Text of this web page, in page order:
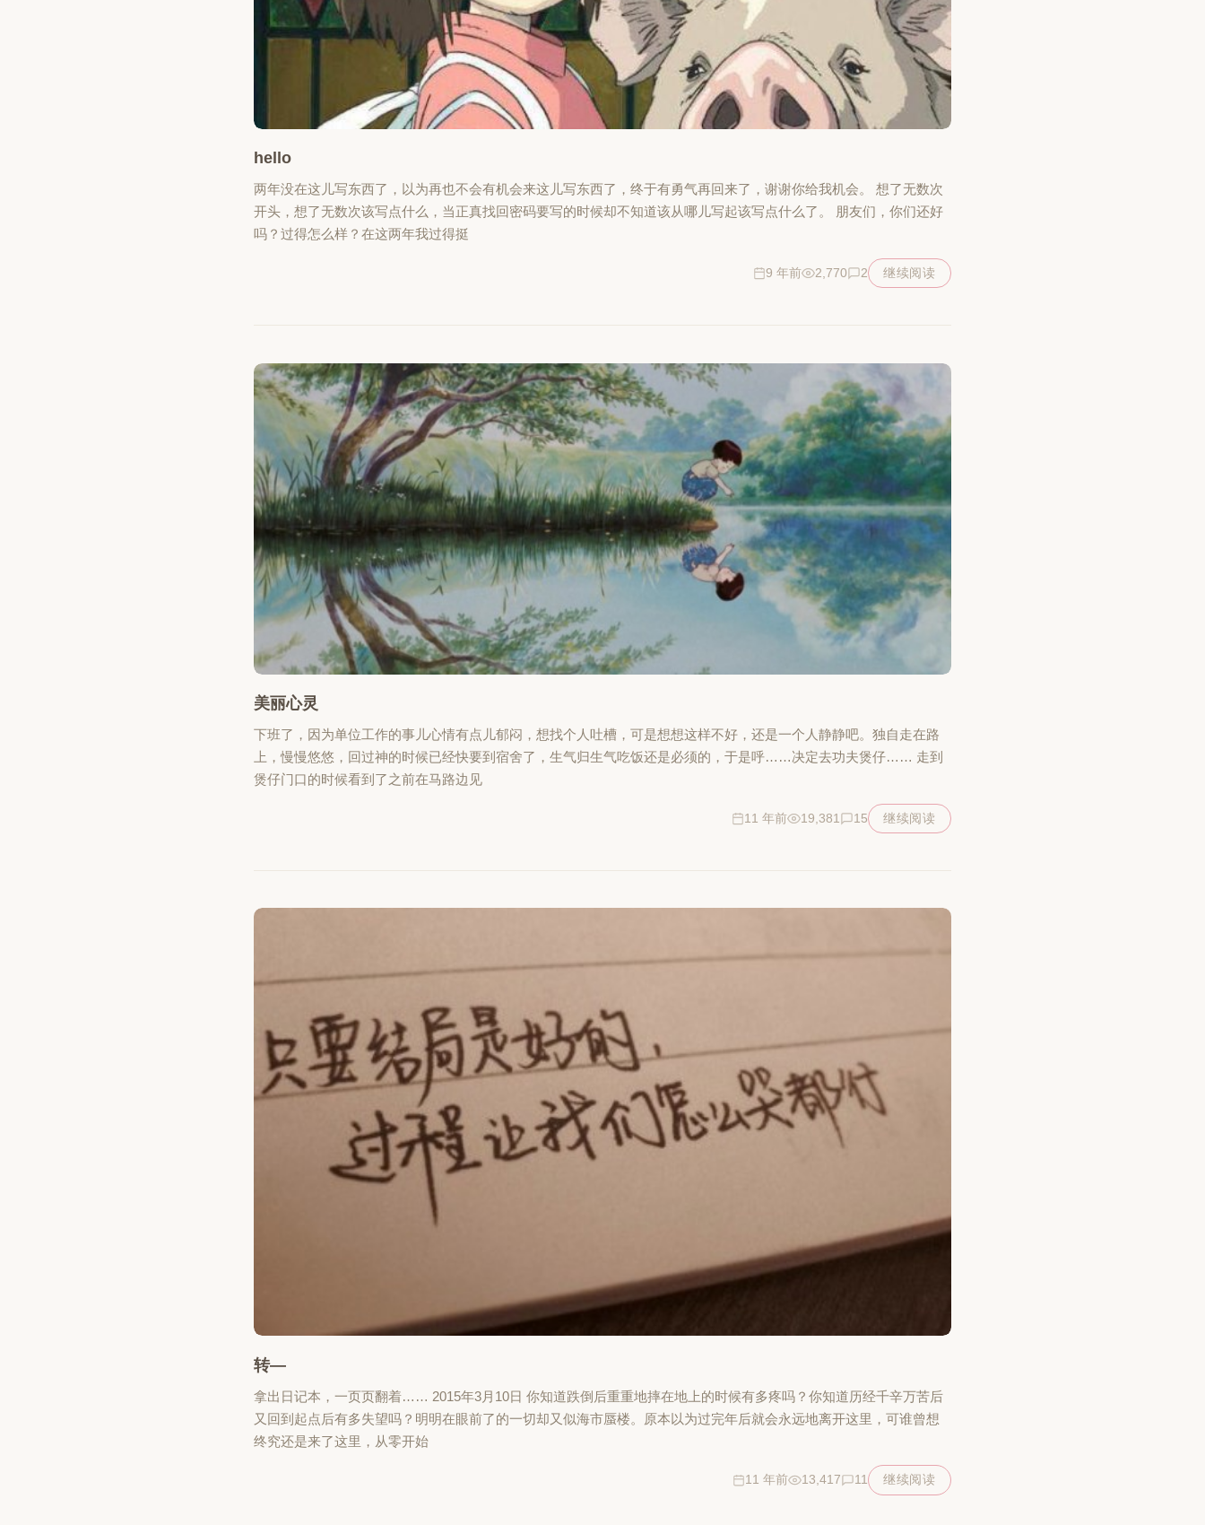
hello
两年没在这儿写东西了，以为再也不会有机会来这儿写东西了，终于有勇气再回来了，谢谢你给我机会。 想了无数次
开头，想了无数次该写点什么，当正真找回密码要写的时候却不知道该从哪儿写起该写点什么了。 朋友们，你们还好
吗？过得怎么样？在这两年我过得挺
9 年前 2,770 2 继续阅读
美丽心灵
下班了，因为单位工作的事儿心情有点儿郁闷，想找个人吐槽，可是想想这样不好，还是一个人静静吧。独自走在路
上，慢慢悠悠，回过神的时候已经快要到宿舍了，生气归生气吃饭还是必须的，于是呼……决定去功夫煲仔…… 走到
煲仔门口的时候看到了之前在马路边见
11 年前 19,381 15 继续阅读
转—
拿出日记本，一页页翻着…… 2015年3月10日 你知道跌倒后重重地摔在地上的时候有多疼吗？你知道历经千辛万苦后
又回到起点后有多失望吗？明明在眼前了的一切却又似海市蜃楼。原本以为过完年后就会永远地离开这里，可谁曾想
终究还是来了这里，从零开始
11 年前 13,417 11 继续阅读